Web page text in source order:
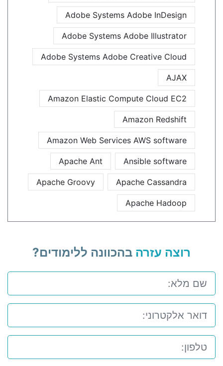
Adobe Systems Adobe InDesign
Adobe Systems Adobe Illustrator
Adobe Systems Adobe Creative Cloud
AJAX
Amazon Elastic Compute Cloud EC2
Amazon Redshift
Amazon Web Services AWS software
Ansible software
Apache Ant
Apache Cassandra
Apache Groovy
Apache Hadoop
רוצה עזרה בהכוונה ללימודים?